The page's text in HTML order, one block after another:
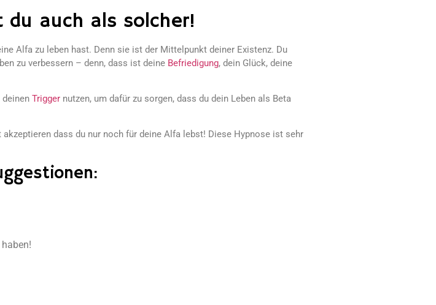
auch als solcher!
Alfa zu leben hast. Denn sie ist der Mittelpunkt deiner Existenz. Du
zu verbessern – denn, dass ist deine Befriedigung, dein Glück, deine
Trigger nutzen, um dafür zu sorgen, dass du dein Leben als Beta
dass du nur noch für deine Alfa lebst! Diese Hypnose ist sehr